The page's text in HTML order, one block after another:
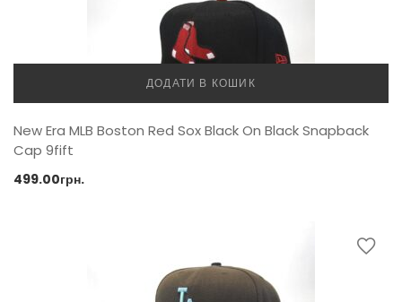
ДОДАТИ В КОШИК
New Era MLB Boston Red Sox Black On Black Snapback
Cap 9fift
499.00грн.